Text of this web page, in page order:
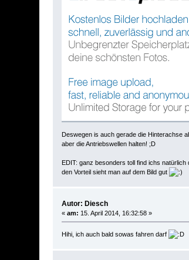
Deswegen is auch gerade die Hinterachse
aber die Antriebswellen halten! ;D
EDIT: ganz besonders toll find ichs
den Vorteil sieht man auf dem Bild gut
Autor: Diesch
«am: 15. April 2014, 16:32:58 »
Hihi, ich auch bald sowas fahren darf